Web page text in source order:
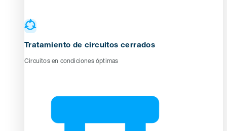
Tratamiento de circuitos cerrados
Circuitos en condiciones óptimas